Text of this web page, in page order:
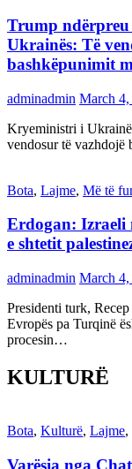
Trump
Ukrainës: Të
bashkëpunimit
adminadmin March 4,
Kryeministri i
vendosur të vazhdojë
Bota, Lajme, Më të
Erdogan: Izraeli
e shtetit
adminadmin March 4,
Presidenti turk,
Evropës pa Turqinë
procesin…
KULTURË
Bota, Kulturë, Lajme,
Varësia nga